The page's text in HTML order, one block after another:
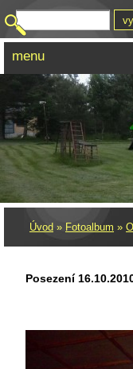
Úvod » Fotoalbum »
Posezení
menu